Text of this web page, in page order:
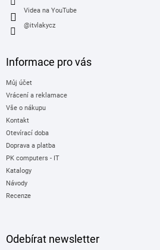
Videa na YouTube
@itvlakycz
Informace pro vás
Můj účet
Vrácení a reklamace
Vše o nákupu
Kontakt
Otevírací doba
Doprava a platba
PK computers - IT
Katalogy
Návody
Recenze
Odebírat newsletter